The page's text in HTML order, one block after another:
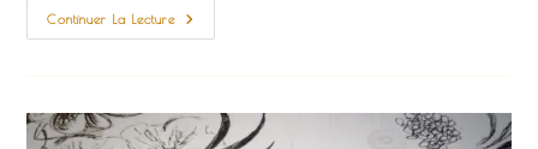
Continuer La LectureCabas
Indispensables